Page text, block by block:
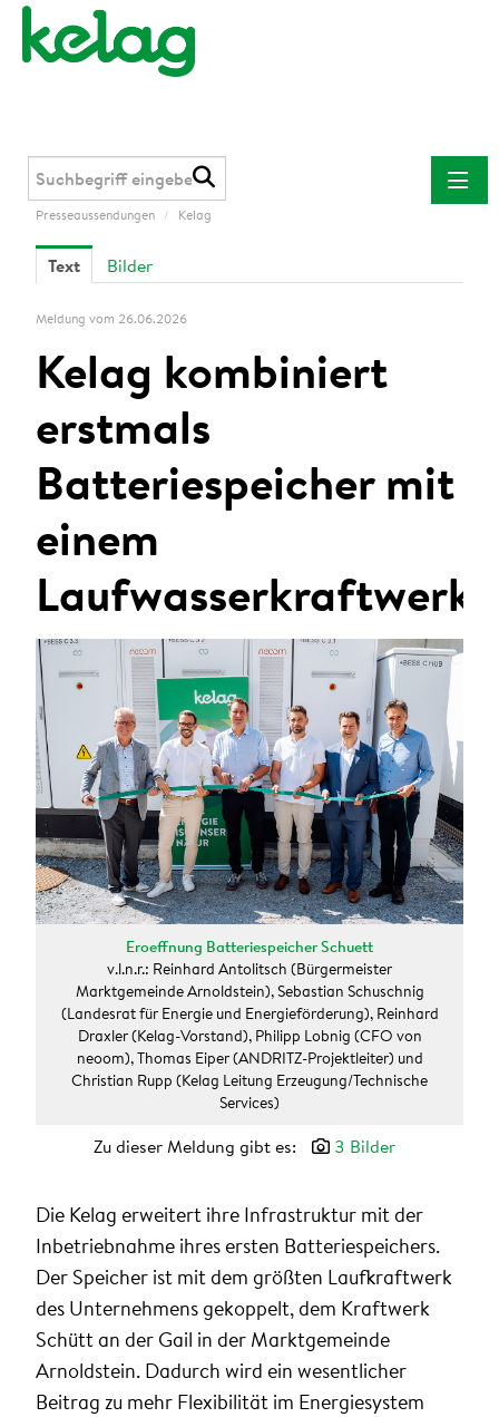
Presseaussendungen
Kelag
Downloads
Kontakt
ANMELDEN
automatisch per E-Mail erhalten?
Zum Presseverteiler
Presseaussendungen / Kelag
Text Bilder
Meldung vom 26.06.2026
Kelag kombiniert
erstmals
Batteriespeicher mit
einem
Laufwasserkraftwerk
Eroeffnung Batteriespeicher Schuett
v.l.n.r.: Reinhard Antolitsch (Bürgermeister
Marktgemeinde Arnoldstein), Sebastian Schuschnig
(Landesrat für Energie und Energieförderung), Reinhard
Draxler (Kelag-Vorstand), Philipp Lobnig (CFO von
neoom), Thomas Eiper (ANDRITZ-Projektleiter) und
Christian Rupp (Kelag Leitung Erzeugung/Technische
Services)
Zu dieser Meldung gibt es: 3 Bilder
Die Kelag erweitert ihre Infrastruktur mit der
Inbetriebnahme ihres ersten Batteriespeichers.
Der Speicher ist mit dem größten Laufkraftwerk
des Unternehmens gekoppelt, dem Kraftwerk
Schütt an der Gail in der Marktgemeinde
Arnoldstein. Dadurch wird ein wesentlicher
Beitrag zu mehr Flexibilität im Energiesystem